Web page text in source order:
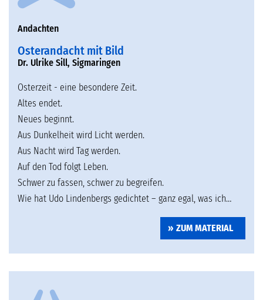
Andachten
Osterandacht mit Bild
Dr. Ulrike Sill, Sigmaringen
Osterzeit - eine besondere Zeit.
Altes endet.
Neues beginnt.
Aus Dunkelheit wird Licht werden.
Aus Nacht wird Tag werden.
Auf den Tod folgt Leben.
Schwer zu fassen, schwer zu begreifen.
Wie hat Udo Lindenbergs gedichtet – ganz egal, was ich…
ZUM MATERIAL